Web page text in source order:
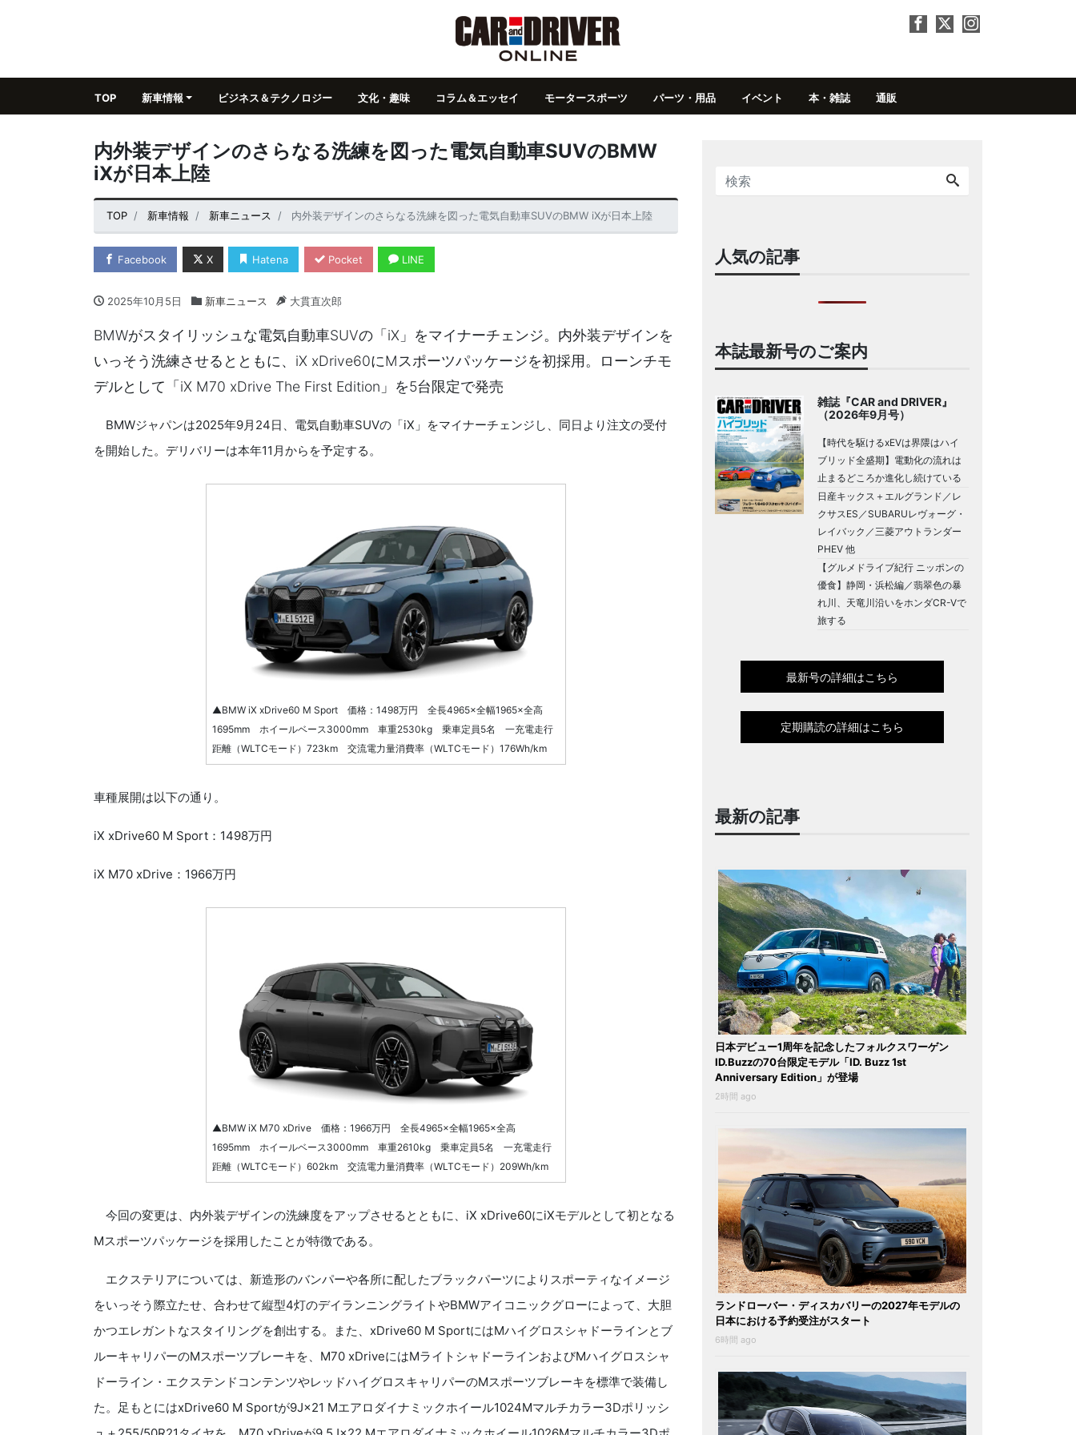
TOP 新車情報 ビジネス＆テクノロジー 文化・趣味 コラム＆エッセイ モータースポーツ パーツ・用品 イベント 本・雑誌 通販
内外装デザインのさらなる洗練を図った電気自動車SUVのBMW
iXが日本上陸
TOP 新車情報 新車ニュース 内外装デザインのさらなる洗練を図った電気自動車SUVのBMW iXが日本上陸
Facebook X Hatena Pocket LINE
2025年10月5日 新車ニュース 大貫直次郎
BMWがスタイリッシュな電気自動車SUVの「iX」をマイナーチェンジ。内外装デザインを
いっそう洗練させるとともに、iX xDrive60にMスポーツパッケージを初採用。ローンチモ
デルとして「iX M70 xDrive The First Edition」を5台限定で発売
BMWジャパンは2025年9月24日、電気自動車SUVの「iX」をマイナーチェンジし、同日より注文の受付
を開始した。デリバリーは本年11月からを予定する。
▲BMW iX xDrive60 M Sport 価格：1498万円 全長4965×全幅1965×全高
1695mm ホイールベース3000mm 車重2530kg 乗車定員5名 一充電走行
距離（WLTCモード）723km 交流電力量消費率（WLTCモード）176Wh/km
車種展開は以下の通り。
iX xDrive60 M Sport：1498万円
iX M70 xDrive：1966万円
▲BMW iX M70 xDrive 価格：1966万円 全長4965×全幅1965×全高
1695mm ホイールベース3000mm 車重2610kg 乗車定員5名 一充電走行
距離（WLTCモード）602km 交流電力量消費率（WLTCモード）209Wh/km
今回の変更は、内外装デザインの洗練度をアップさせるとともに、iX xDrive60にiXモデルとして初となる
Mスポーツパッケージを採用したことが特徴である。
エクステリアについては、新造形のバンパーや各所に配したブラックパーツによりスポーティなイメージ
をいっそう際立たせ、合わせて縦型4灯のデイランニングライトやBMWアイコニックグローによって、大胆
かつエレガントなスタイリングを創出する。また、xDrive60 M SportにはMハイグロスシャドーラインとブ
ルーキャリパーのMスポーツブレーキを、M70 xDriveにはMライトシャドーラインおよびMハイグロスシャ
ドーライン・エクステンドコンテンツやレッドハイグロスキャリパーのMスポーツブレーキを標準で装備し
た。足もとにはxDrive60 M Sportが9J×21 Mエアロダイナミックホイール1024Mマルチカラー3Dポリッシ
人気の記事
本誌最新号のご案内
雑誌『CAR and DRIVER』
（2026年9月号）
【時代を駆けるxEVは界隈はハイ
ブリッド全盛期】電動化の流れは
止まるどころか進化し続けている
日産キックス＋エルグランド／レ
クサスES／SUBARUレヴォーグ・
レイバック／三菱アウトランダー
PHEV 他
【グルメドライブ紀行 ニッポンの
優食】静岡・浜松編／翡翠色の暴
れ川、天竜川沿いをホンダCR-Vで
旅する
最新号の詳細はこちら
定期購読の詳細はこちら
最新の記事
日本デビュー1周年を記念したフォルクスワーゲン
ID.Buzzの70台限定モデル「ID. Buzz 1st
Anniversary Edition」が登場
2時間 ago
ランドローバー・ディスカバリーの2027年モデルの
日本における予約受注がスタート
6時間 ago